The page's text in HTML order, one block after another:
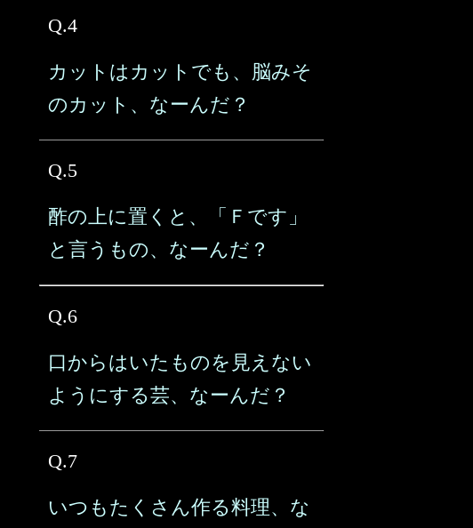
Q.4
カットはカットでも、脳みそ
のカット、なーんだ？
Q.5
酢の上に置くと、「Ｆです」
と言うもの、なーんだ？
Q.6
口からはいたものを見えない
ようにする芸、なーんだ？
Q.7
いつもたくさん作る料理、な